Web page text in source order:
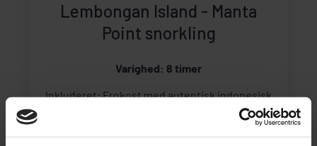
Lembongan Island - Manta
Point snorkling
Varighed: 8 timer
Inkluderet: Frokost med autentisk indonesisk
Afhentning på